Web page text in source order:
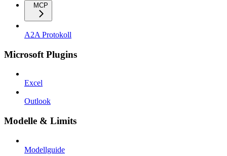
MCP
A2A Protokoll
Microsoft Plugins
Excel
Outlook
Modelle & Limits
Modellguide